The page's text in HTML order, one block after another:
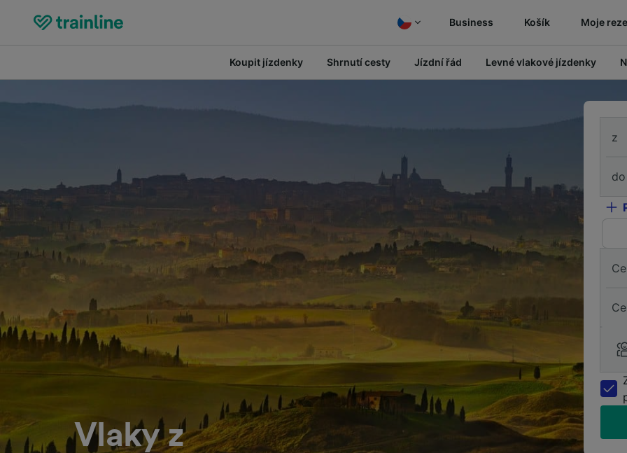
Business Košík Moje
Koupit jízdenky Shrnutí cesty Jízdní řád Levné vlakové jízdenky
Vlaky z
z
do